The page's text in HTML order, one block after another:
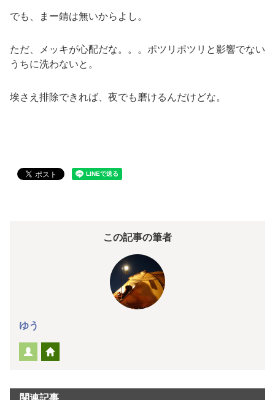
でも、まー錆は無いからよし。
ただ、メッキが心配だな。。。ポツリポツリと影響でない
うちに洗わないと。
埃さえ排除できれば、夜でも磨けるんだけどな。
この記事の筆者
ゆう